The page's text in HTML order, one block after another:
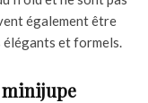
également être
et formels.
minijupe